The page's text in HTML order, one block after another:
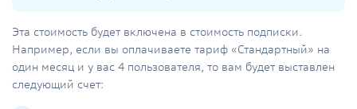
Эта стоимость будет включена в стоимость подписки.
Например, если вы оплачиваете тариф «Стандартный» на
один месяц и у вас 4 пользователя, то вам будет выставлен
следующий счет: